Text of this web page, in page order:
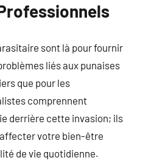
sont là pour fournir
liés aux punaises
que pour les
comprennent
derrière cette invasion; ils
votre bien-être
de vie quotidienne.